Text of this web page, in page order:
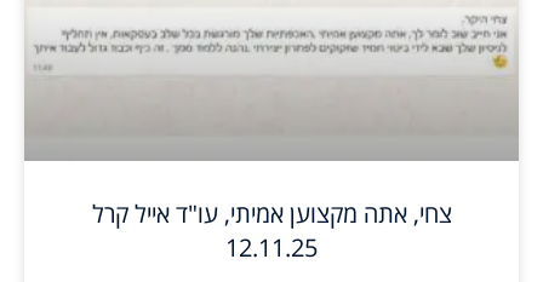
צחי, אתה מקצוען אמיתי, עו"ד אייל קרל
12.11.25